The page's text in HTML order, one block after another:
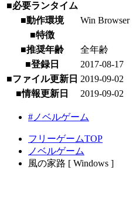
■必要ランタイム
■動作環境
Win Browser
■特徴
■推奨年齢
全年齢
■登録日
2017-08-17
■ファイル更新日 2019-09-02
■情報更新日
2019-09-02
#ノベルゲーム
フリーゲームTOP
ノベルゲーム
風の家路 [ Windows ]